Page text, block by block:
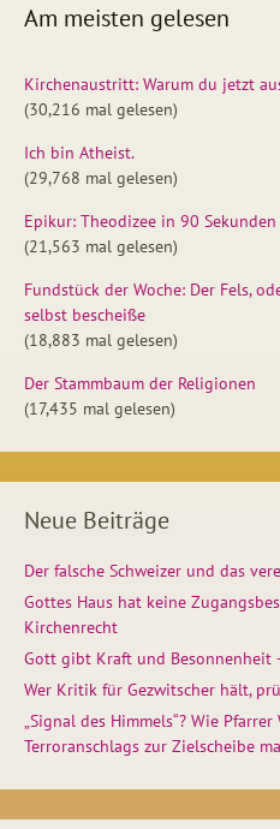
Am meisten gelesen
Kirchenaustritt: Warum du jetzt
(30,216 mal gelesen)
Ich bin Atheist.
(29,768 mal gelesen)
Epikur: Theodizee in 90 Sekunden
(21,563 mal gelesen)
Fundstück der Woche: Der Fels,
selbst bescheiße
(18,883 mal gelesen)
Der Stammbaum der Religionen
(17,435 mal gelesen)
Neue Beiträge
Der falsche Schweizer und das
Gottes Haus hat keine
Kirchenrecht
Gott gibt Kraft und Besonnenheit
Wer Kritik für Gezwitscher hält,
„Signal des Himmels“? Wie
Terroranschlags zur Zielscheibe